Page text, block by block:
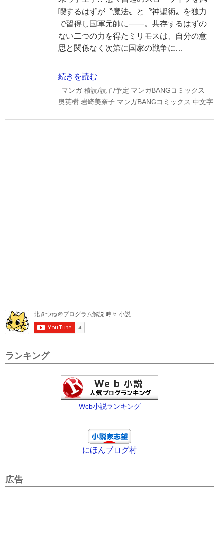
喫するはずが〝魔法〟と〝神聖術〟を独力
で習得し国軍元帥に――。共存するはずの
ない二つの力を得たミリモスは、自分の意
思と関係なく次第に国家の戦争に…
続きを読む
マンガ 積読/読了/予定 マンガBANGコミックス
奥英樹 岩崎美奈子 マンガBANGコミックス 中文字
ランキング
Web小説ランキング
にほんブログ村
広告